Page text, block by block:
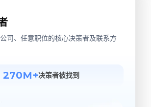
司、任意职位的核心决策者及联系方
270M+决策者被找到